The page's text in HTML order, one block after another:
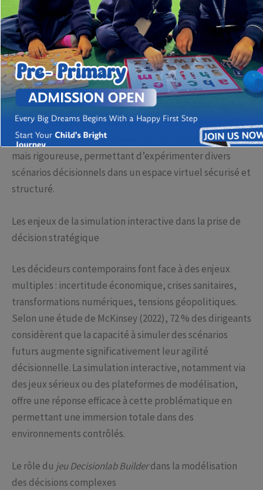
sociopolitique en constante mutation, la capacité à
anticiper, modéliser et influencer les décisions devient
un atout crucial pour les organisations, qu’elles soient
publiques ou privées. Les outils traditionnels, tels que
les analyses statistiques ou les études de marché, se
trouvent désormais complétés par des systèmes
innovants qui reproduisent la complexité des décisions
en environnement simulé. Parmi ces innovations, lejeu
Decisionlab Builderpérennise une approche ludique
mais rigoureuse, permettant d’expérimenter divers
scénarios décisionnels dans un espace virtuel sécurisé et
structuré.
Les enjeux de la simulation interactive dans la prise de
décision stratégique
Les décideurs contemporains font face à des enjeux
multiples : incertitude économique, crises sanitaires,
transformations numériques, tensions géopolitiques.
Selon une étude de McKinsey (2022), 72 % des dirigeants
considèrent que la capacité à simuler des scénarios
futurs augmente significativement leur agilité
décisionnelle. La simulation interactive, notamment via
des jeux sérieux ou des plateformes de modélisation,
offre une réponse efficace à cette problématique en
permettant une immersion totale dans des
environnements contrôlés.
Le rôle du jeu Decisionlab Builderdans la modélisation
des décisions complexes